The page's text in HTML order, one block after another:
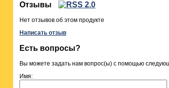
Отзывы
Нет отзывов об этом продукте
Написать отзыв
Есть вопросы?
Вы можете задать нам вопрос(ы) с помощью
Имя: